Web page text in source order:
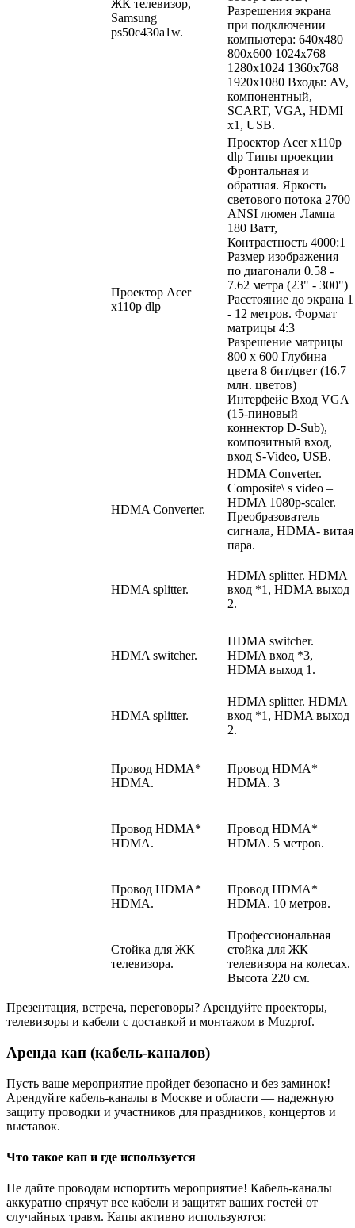
ЖК телевизор,
Samsung
ps50c430a1w.
Разрешения экрана
при подключении
компьютера: 640x480
800x600 1024x768
1280x1024 1360x768
1920x1080 Входы: AV,
компонентный,
SCART, VGA, HDMI
x1, USB.
Проектор Acer
x110p dlp
Проектор Acer x110p
dlp Типы проекции
Фронтальная и
обратная. Яркость
светового потока 2700
ANSI люмен Лампа
180 Ватт,
Контрастность 4000:1
Размер изображения
по диагонали 0.58 -
7.62 метра (23" - 300")
Расстояние до экрана 1
- 12 метров. Формат
матрицы 4:3
Разрешение матрицы
800 x 600 Глубина
цвета 8 бит/цвет (16.7
млн. цветов)
Интерфейс Вход VGA
(15-пиновый
коннектор D-Sub),
композитный вход,
вход S-Video, USB.
HDMA Converter.
HDMA Converter.
Composite\ s video –
HDMA 1080p-scaler.
Преобразователь
сигнала, HDMA- витая
пара.
HDMA splitter.
HDMA splitter. HDMA
вход *1, HDMA выход
2.
HDMA switcher.
HDMA switcher.
HDMA вход *3,
HDMA выход 1.
HDMA splitter.
HDMA splitter. HDMA
вход *1, HDMA выход
2.
Провод HDMA*
HDMA.
Провод HDMA*
HDMA. 3
Провод HDMA*
HDMA.
Провод HDMA*
HDMA. 5 метров.
Провод HDMA*
HDMA.
Провод HDMA*
HDMA. 10 метров.
Стойка для ЖК
телевизора.
Профессиональная
стойка для ЖК
телевизора на колесах.
Высота 220 см.
Презентация, встреча, переговоры? Арендуйте проекторы,
телевизоры и кабели с доставкой и монтажом в Muzprof.
Аренда кап (кабель-каналов)
Пусть ваше мероприятие пройдет безопасно и без заминок!
Арендуйте кабель-каналы в Москве и области — надежную
защиту проводки и участников для праздников, концертов и
выставок.
Что такое кап и где используется
Не дайте проводам испортить мероприятие! Кабель-каналы
аккуратно спрячут все кабели и защитят ваших гостей от
случайных травм. Капы активно используются: